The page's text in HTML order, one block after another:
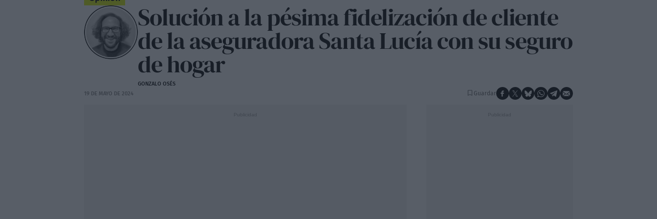
Solución a la pésima fidelización de cliente
de la aseguradora Santa Lucía con su seguro
de hogar
GONZALO OSÉS
19 DE MAYO DE 2024
Guardar